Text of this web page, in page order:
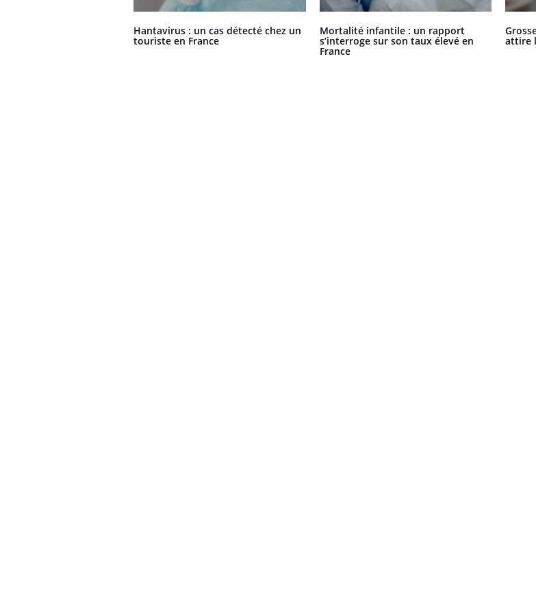
Hantavirus : un cas détecté chez un
touriste en France
Mortalité infantile : un rapport
s’interroge sur son taux élevé en
France
attire